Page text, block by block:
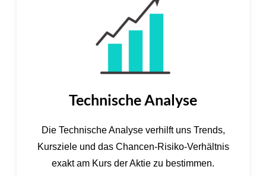
Technische Analyse
Die Technische Analyse verhilft uns Trends,
Kursziele und das Chancen-Risiko-Verhältnis
exakt am Kurs der Aktie zu bestimmen.